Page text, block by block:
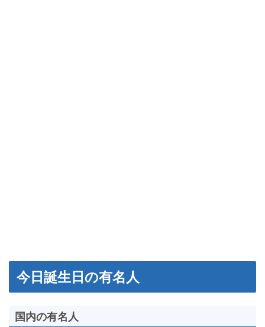
今日誕生日の有名人
国内の有名人